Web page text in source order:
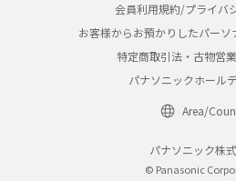
会員利用規約/プライバ
お客様からお預かりしたパーソ
特定商取引法・古物営
パナソニックホール
Area/
パナソニック株
© Panasonic